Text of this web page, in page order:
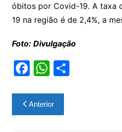
óbitos por Covid-19. A taxa
19 na região é de 2,4%, a
Foto: Divulgação
F
c
e
W
at
s
S
Navegação
de
Anterior